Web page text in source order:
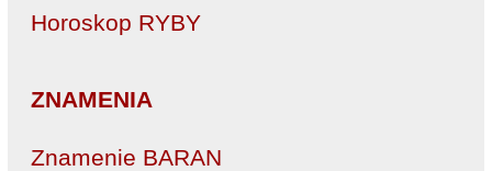
Horoskop RYBY
ZNAMENIA
Znamenie BARAN